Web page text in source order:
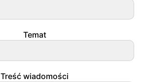
Temat
Treść wiadomości